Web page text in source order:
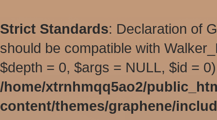
Strict Standards: Declaration of
should be compatible with
$depth = 0, $args = NULL, $id =
/home/xtrnhmqq5ao2/
content/themes/graphene/